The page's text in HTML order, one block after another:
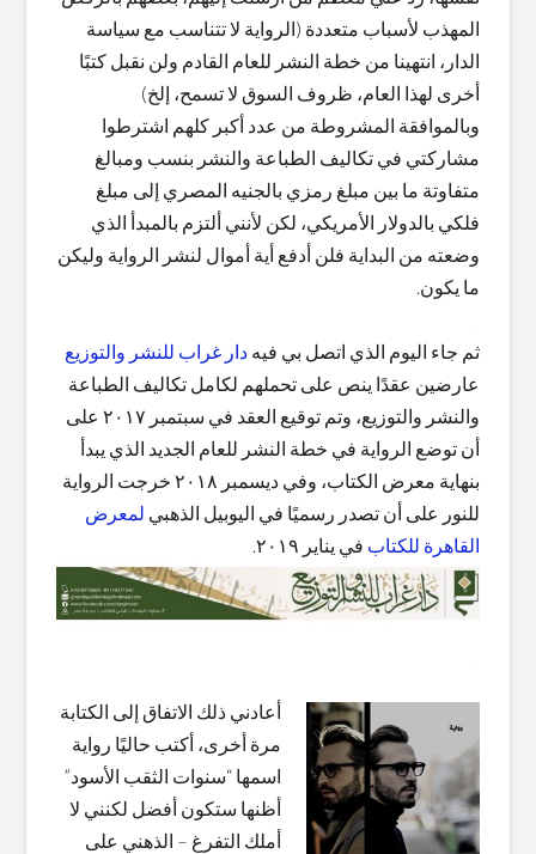
المهذب لأسباب متعددة (الرواية لا تتناسب مع سياسة
الدار، انتهينا من خطة النشر للعام القادم ولن نقبل كتبًا
أخرى لهذا العام، ظروف السوق لا تسمح، إلخ)
وبالموافقة المشروطة من عدد أكبر كلهم اشترطوا
مشاركتي في تكاليف الطباعة والنشر بنسب ومبالغ
متفاوتة ما بين مبلغ رمزي بالجنيه المصري إلى مبلغ
فلكي بالدولار الأمريكي، لكن لأنني ألتزم بالمبدأ الذي
وضعته من البداية فلن أدفع أية أموال لنشر الرواية وليكن
ما يكون.
ثم جاء اليوم الذي اتصل بي فيهدار غراب للنشر والتوزيع
عارضين عقدًا ينص على تحملهم لكامل تكاليف الطباعة
والنشر والتوزيع، وتم توقيع العقد في سبتمبر ٢٠١٧ على
أن توضع الرواية في خطة النشر للعام الجديد الذي يبدأ
بنهاية معرض الكتاب، وفي ديسمبر ٢٠١٨ خرجت الرواية
للنور على أن تصدر رسميًا في اليوبيل الذهبي لمعرض
القاهرة للكتاب في يناير ٢٠١٩.
أعادني ذلك الاتفاق إلى الكتابة
مرة أخرى، أكتب حاليًا رواية
اسمها “سنوات الثقب الأسود”
أظنها ستكون أفضل لكنني لا
أملك التفرغ – الذهني على